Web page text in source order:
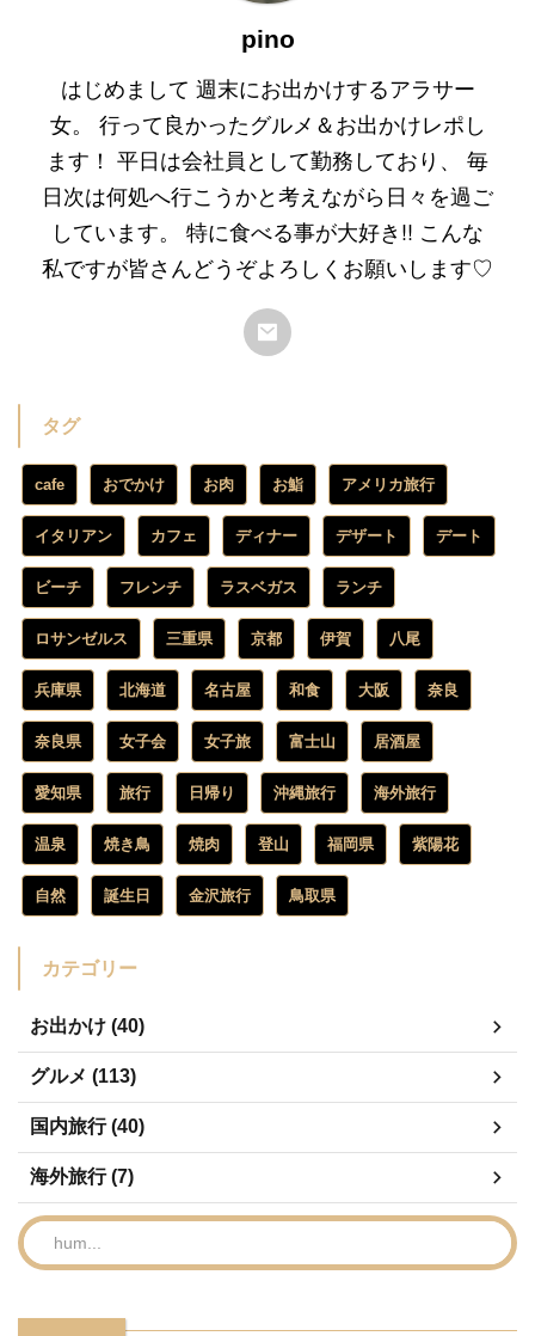
pino
はじめまして 週末にお出かけするアラサー
女。 行って良かったグルメ＆お出かけレポし
ます！ 平日は会社員として勤務しており、 毎
日次は何処へ行こうかと考えながら日々を過ご
しています。 特に食べる事が大好き!! こんな
私ですが皆さんどうぞよろしくお願いします♡
タグ
cafe おでかけ お肉 お鮨 アメリカ旅行
イタリアン カフェ ディナー デザート デート
ビーチ フレンチ ラスベガス ランチ
ロサンゼルス 三重県 京都 伊賀 八尾
兵庫県 北海道 名古屋 和食 大阪 奈良
奈良県 女子会 女子旅 富士山 居酒屋
愛知県 旅行 日帰り 沖縄旅行 海外旅行
温泉 焼き鳥 焼肉 登山 福岡県 紫陽花
自然 誕生日 金沢旅行 鳥取県
カテゴリー
お出かけ (40)
グルメ (113)
国内旅行 (40)
海外旅行 (7)